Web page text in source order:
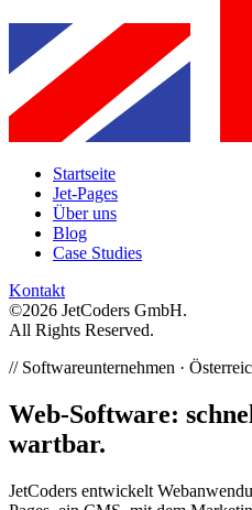
Startseite
Jet-Pages
Über uns
Blog
Case Studies
Kontakt
©2026 JetCoders GmbH.
All Rights Reserved.
// Softwareunternehmen ·
Web-Software:
wartbar.
JetCoders entwickelt